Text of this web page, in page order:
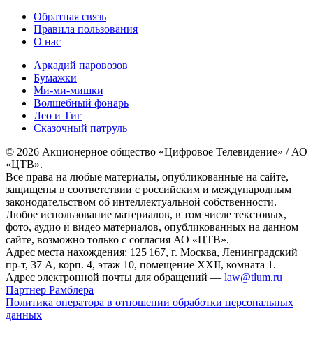
Обратная связь
Правила пользования
О нас
Аркадий паровозов
Бумажки
Ми-ми-мишки
Волшебный фонарь
Лео и Тиг
Сказочный патруль
© 2026 Акционерное общество «Цифровое Телевидение» / АО
«ЦТВ».
Все права на любые материалы, опубликованные на сайте,
защищены в соответствии с российским и международным
законодательством об интеллектуальной собственности.
Любое использование материалов, в том числе текстовых,
фото, аудио и видео материалов, опубликованных на данном
сайте, возможно только с согласия АО «ЦТВ».
Адрес места нахождения: 125 167, г. Москва, Ленинградский
пр-т, 37 А, корп. 4, этаж 10, помещение XXII, комната 1.
Адрес электронной почты для обращений — law@tlum.ru
Партнер Рамблера
Политика оператора в отношении обработки персональных
данных